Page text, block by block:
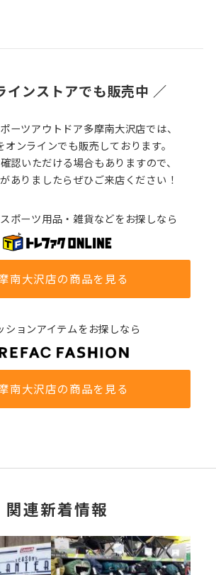
インストアでも販売中 ／
ーツアウトドア多摩南大沢店では、
オンラインでも販売しております。
認いただける場合もありますので、
ありましたらぜひご来店ください！
ポーツ用品・雑貨などをお探しなら
南大沢店の商品を見る
ションアイテムをお探しなら
南大沢店の商品を見る
関連新着情報